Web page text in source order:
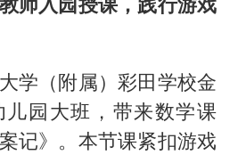
学（附属）彩田学校金
园大班，带来数学课
记》。本节课紧扣游戏